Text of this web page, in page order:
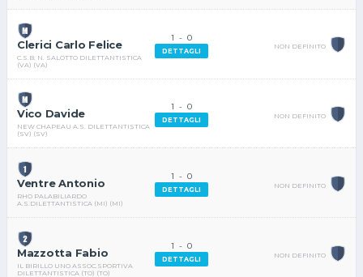
Clerici Carlo Felice
C.S.B. N. SALOTTO DILETTANTISTICA
(VA) (VA)
1 - 0
DETTAGLI
NON DEFINITO
Vico Davide
NEW CHAPEAU A.S. DILETTANTISTICA
(SV) (SV)
1 - 0
DETTAGLI
NON DEFINITO
Ventre Antonio
RHO PALABILIARDO
A.S.DILETTANTISTICA (MI) (MI)
1 - 0
DETTAGLI
NON DEFINITO
Mazzotta Fabio
IL BIRILLO UNO ASSOC.SPORTIVA
DILETTANTISTICA (TO) (TO)
1 - 0
DETTAGLI
NON DEFINITO